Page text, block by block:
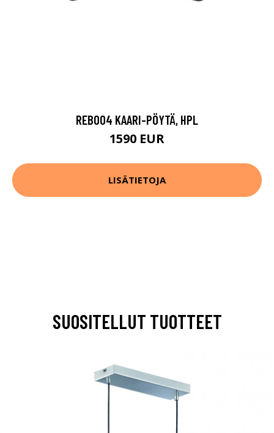
REB004 KAARI-PÖYTÄ, HPL
1590 EUR
LISÄTIETOJA
SUOSITELLUT TUOTTEET